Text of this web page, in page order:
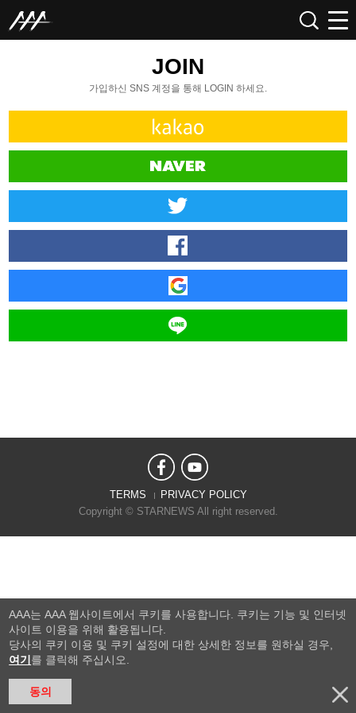
JOIN
가입하신 SNS 계정을 통해 LOGIN 하세요.
TERMS
PRIVACY POLICY
Copyright © STARNEWS All right reserved.
AAA는 AAA 웹사이트에서 쿠키를 사용합니다. 쿠키는 기능 및 인터넷
사이트 이용을 위해 활용됩니다.
당사의 쿠키 이용 및 쿠키 설정에 대한 상세한 정보를 원하실 경우,
여기 를 클릭해 주십시오.
동의